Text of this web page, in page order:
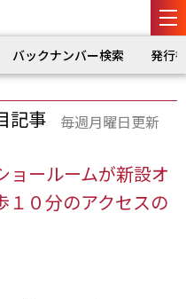
バックナンバー検索 発行
記事 毎週月曜日更新
ールームが新設オ
０分のアクセスの